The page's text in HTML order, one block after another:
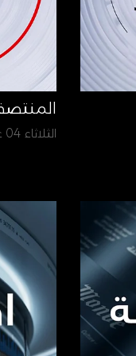
الثلاثاء 04 غشت 2026